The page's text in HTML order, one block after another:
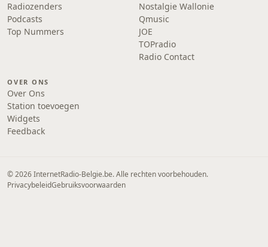
Radiozenders
Podcasts
Top Nummers
Nostalgie Wallonie
Qmusic
JOE
TOPradio
Radio Contact
OVER ONS
Over Ons
Station toevoegen
Widgets
Feedback
© 2026 InternetRadio-Belgie.be. Alle rechten voorbehouden.
PrivacybeleidGebruiksvoorwaarden